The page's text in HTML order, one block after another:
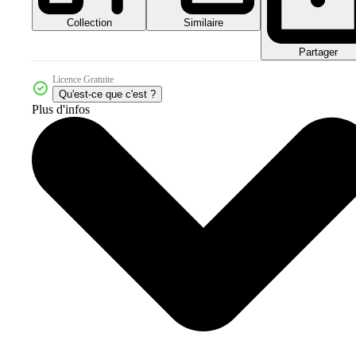
Collection Similaire
Partager
Licence Gratuite
Qu'est-ce que c'est ?
Plus d'infos